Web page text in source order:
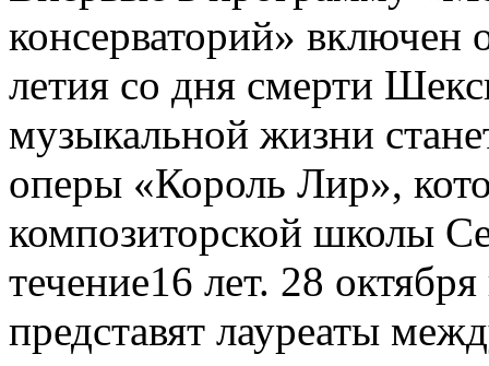
консерваторий» включен
летия со дня смерти
музыкальной жизни
оперы «Король Лир»,
композиторской школы
течение16 лет. 28
представят лауреаты